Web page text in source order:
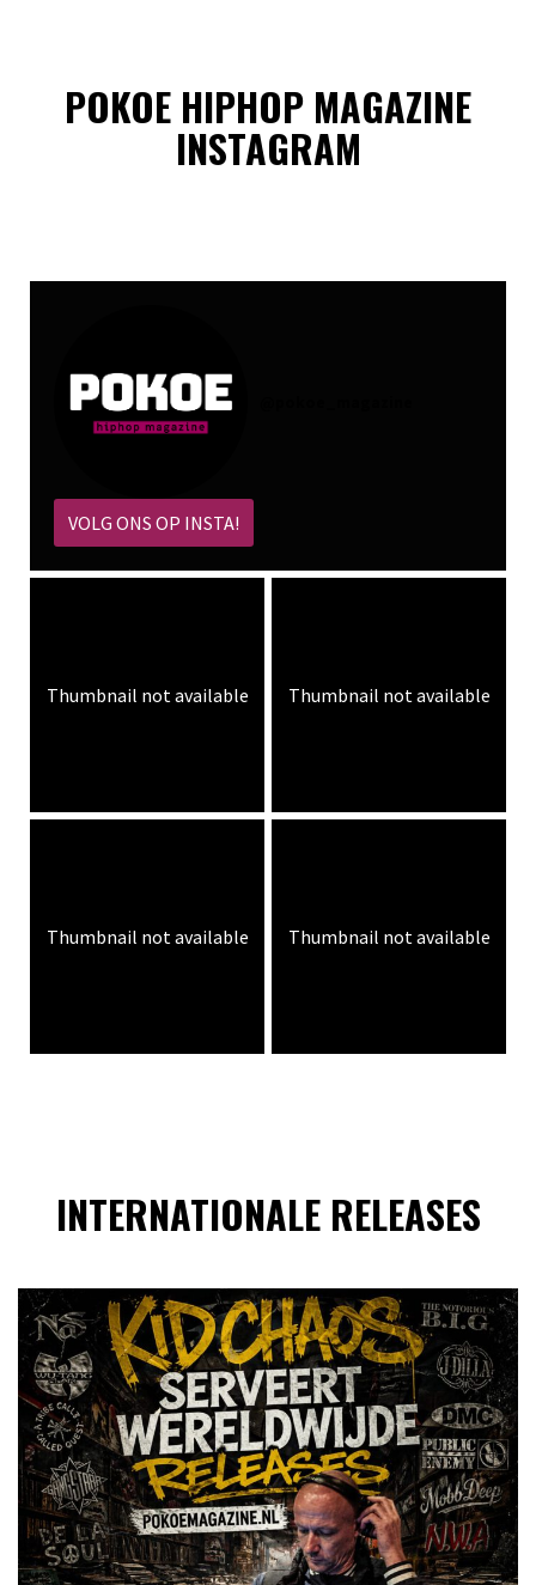
POKOE HIPHOP MAGAZINE
INSTAGRAM
VOLG ONS OP INSTA!
Thumbnail not available Thumbnail not available
Thumbnail not available Thumbnail not available
INTERNATIONALE RELEASES